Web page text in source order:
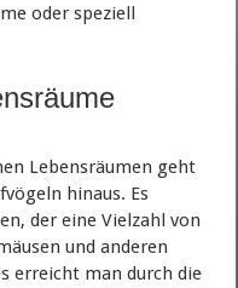
oder speziell
Lebensräumen geht
hinaus. Es
der eine Vielzahl von
und anderen
erreicht man durch die